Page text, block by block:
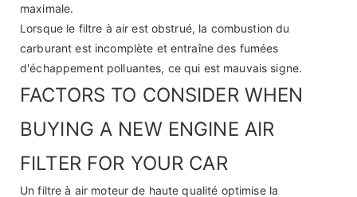
maximale.
Lorsque le filtre à air est obstrué, la combustion du
carburant est incomplète et entraîne des fumées
d'échappement polluantes, ce qui est mauvais signe.
FACTORS TO CONSIDER WHEN
BUYING A NEW ENGINE AIR
FILTER FOR YOUR CAR
Un filtre à air moteur de haute qualité optimise la